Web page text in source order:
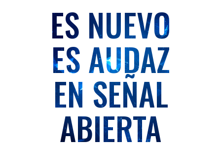
ES NUEVO
ES AUDAZ
EN SEÑAL
ABIERTA